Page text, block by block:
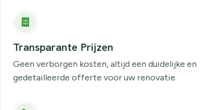
Transparante Prijzen
Geen verborgen kosten, altijd een duidelijke en
gedetailleerde offerte voor uw renovatie.